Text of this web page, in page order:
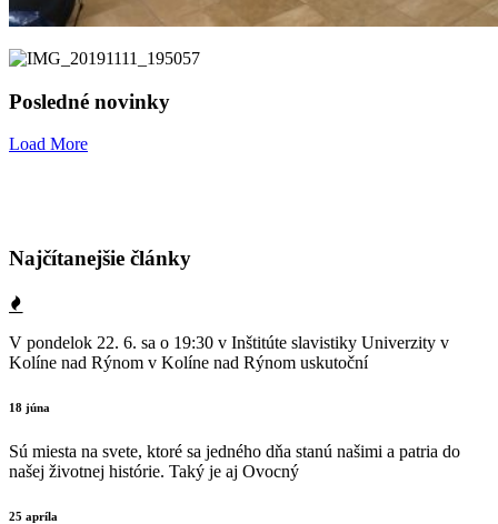
Posledné novinky
Load More
Najčítanejšie články
V pondelok 22. 6. sa o 19:30 v Inštitúte slavistiky Univerzity v
Kolíne nad Rýnom v Kolíne nad Rýnom uskutoční
18 júna
Sú miesta na svete, ktoré sa jedného dňa stanú našimi a patria do
našej životnej histórie. Taký je aj Ovocný
25 apríla